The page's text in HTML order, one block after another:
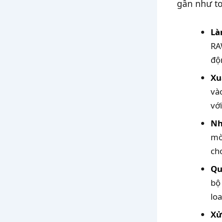
gần như
bộ